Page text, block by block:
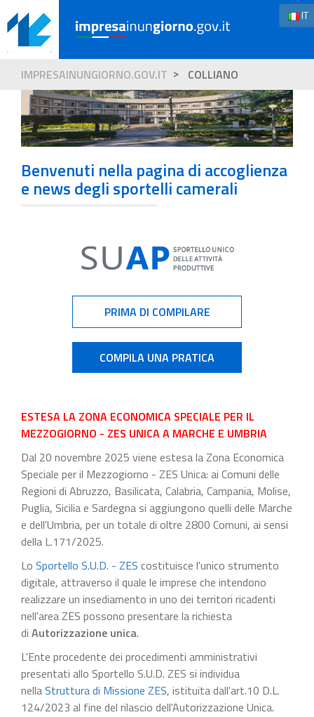
IT
IMPRESAINUNGIORNO.GOV.IT COLLIANO
Benvenuti nella pagina di accoglienza
e news degli sportelli camerali
PRIMA DI COMPILARE
COMPILA UNA PRATICA
ESTESA LA ZONA ECONOMICA SPECIALE PER IL
MEZZOGIORNO - ZES UNICA A MARCHE E UMBRIA
Dal 20 novembre 2025 viene estesa la Zona Economica
Speciale per il Mezzogiorno - ZES Unica: ai Comuni delle
Regioni di Abruzzo, Basilicata, Calabria, Campania, Molise,
Puglia, Sicilia e Sardegna si aggiungono quelli delle Marche
e dell'Umbria, per un totale di oltre 2800 Comuni, ai sensi
della L.171/2025.
Lo Sportello S.U.D. - ZES costituisce l'unico strumento
digitale, attraverso il quale le imprese che intendono
realizzare un insediamento in uno dei territori ricadenti
nell'area ZES possono presentare la richiesta
di Autorizzazione unica.
L'Ente procedente dei procedimenti amministrativi
presentati allo Sportello S.U.D. ZES si individua
nellaStruttura di Missione ZES, istituita dall'art.10 D.L.
124/2023 al fine del rilascio dell'Autorizzazione Unica.